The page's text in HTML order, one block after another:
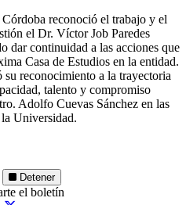
reconoció el trabajo y el
el Dr. Víctor Job Paredes
dar continuidad a las acciones que
Casa de Estudios en la entidad.
su reconocimiento a la trayectoria
talento y compromiso
Adolfo Cuevas Sánchez en las
Universidad.
Detener
el boletín